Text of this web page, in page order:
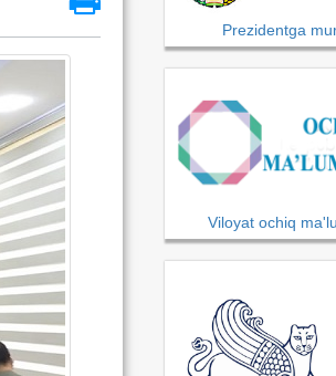
Prezidentga
Viloyat ochiq